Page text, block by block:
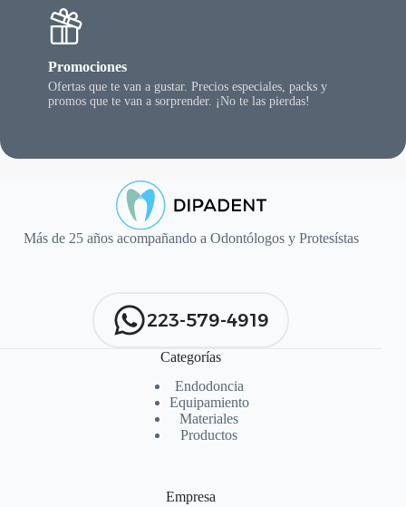
Promociones
Ofertas que te van a gustar. Precios especiales, packs y
promos que te van a sorprender. ¡No te las pierdas!
Más de 25 años acompañando a Odontólogos y Protesístas
223-579-4919
Categorías
Endodoncia
Equipamiento
Materiales
Productos
Empresa